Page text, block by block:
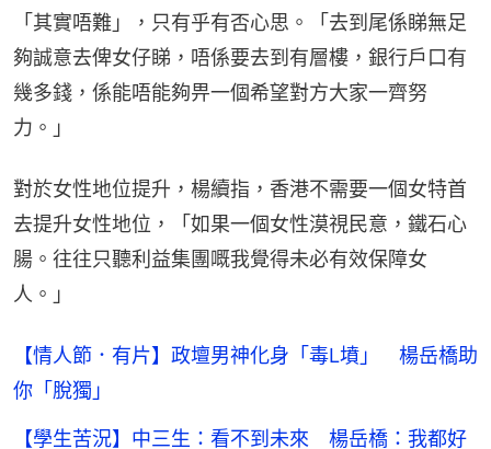
「其實唔難」，只有乎有否心思。「去到尾係睇無足
夠誠意去俾女仔睇，唔係要去到有層樓，銀行戶口有
幾多錢，係能唔能夠畀一個希望對方大家一齊努
力。」
對於女性地位提升，楊續指，香港不需要一個女特首
去提升女性地位，「如果一個女性漠視民意，鐵石心
腸。往往只聽利益集團嘅我覺得未必有效保障女
人。」
【情人節．有片】政壇男神化身「毒L墳」 楊岳橋助
你「脫獨」
【學生苦況】中三生：看不到未來 楊岳橋：我都好